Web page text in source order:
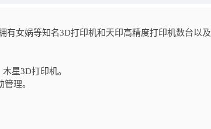
有女娲等知名3D打印机和天印高精度打印机数台以及
木星3D打印机。
理。